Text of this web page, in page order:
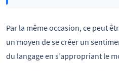
Par la même occasion, ce peut
un moyen de se créer un
du langage en s’appropriant le